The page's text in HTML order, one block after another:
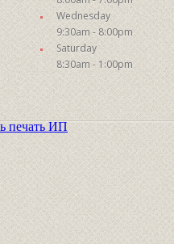
Wednesday
9:30am - 8:00pm
Saturday
8:30am - 1:00pm
печать ИП